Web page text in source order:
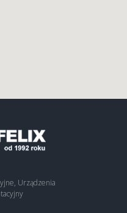
Urządzenia